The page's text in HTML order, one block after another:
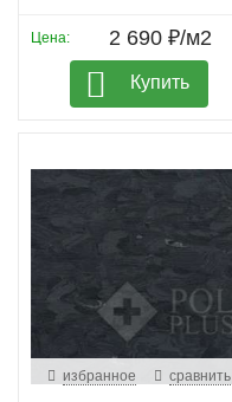
Цена: 2 690 ₽/м2
Купить
избранное сравнить